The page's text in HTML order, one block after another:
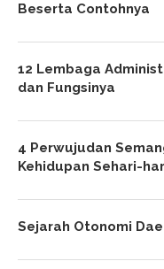
Beserta Contohnya
12 Lembaga
dan Fungsinya
4 Perwujudan
Kehidupan Sehari-
Sejarah Otonomi